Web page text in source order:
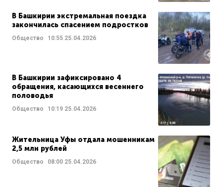
В Башкирии экстремальная поездка
закончилась спасением подростков
Общество 10:55 25.04.2026
В Башкирии зафиксировано 4
обращения, касающихся весеннего
половодья
Общество 10:19 25.04.2026
Жительница Уфы отдала мошенникам
2,5 млн рублей
Общество 08:00 25.04.2026